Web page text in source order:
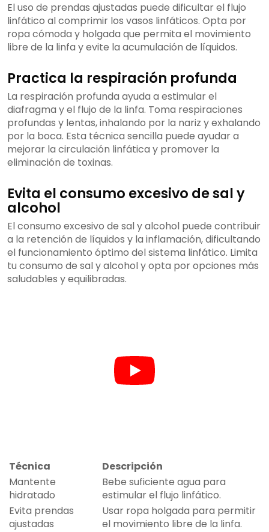
El uso de prendas ajustadas puede dificultar el flujo
linfático al comprimir los vasos linfáticos. Opta por
ropa cómoda y holgada que permita el movimiento
libre de la linfa y evite la acumulación de líquidos.
Practica la respiración profunda
La respiración profunda ayuda a estimular el
diafragma y el flujo de la linfa. Toma respiraciones
profundas y lentas, inhalando por la nariz y exhalando
por la boca. Esta técnica sencilla puede ayudar a
mejorar la circulación linfática y promover la
eliminación de toxinas.
Evita el consumo excesivo de sal y
alcohol
El consumo excesivo de sal y alcohol puede contribuir
a la retención de líquidos y la inflamación, dificultando
el funcionamiento óptimo del sistema linfático. Limita
tu consumo de sal y alcohol y opta por opciones más
saludables y equilibradas.
Técnica
Descripción
Mantente
hidratado
Bebe suficiente agua para
estimular el flujo linfático.
Evita prendas
ajustadas
Usar ropa holgada para permitir
el movimiento libre de la linfa.